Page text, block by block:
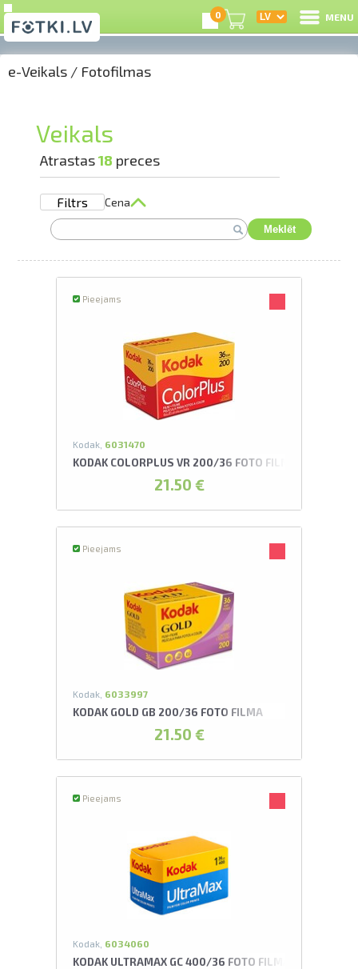
0 MENU
e-Veikals / Fotofilmas
Veikals
Atrastas18 preces
Filtrs Cena
Meklēt
Pieejams
Kodak, 6031470
KODAK COLORPLUS VR 200/36 FOTO FILMA
21.50 €
Pieejams
Kodak, 6033997
KODAK GOLD GB 200/36 FOTO FILMA
21.50 €
Pieejams
Kodak, 6034060
KODAK ULTRAMAX GC 400/36 FOTO FILMA